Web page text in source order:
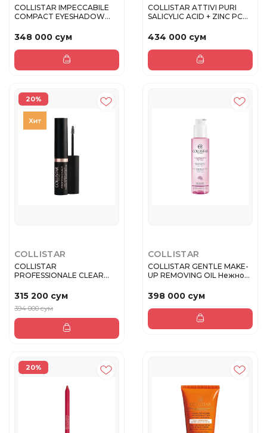
COLLISTAR IMPECCABILE
COMPACT EYESHADOW
348 000 сум
COLLISTAR ATTIVI PURI
SALICYLIC ACID + ZINC PCA
434 000 сум
20%
COLLISTAR
COLLISTAR
PROFESSIONALE CLEAR
315 200 сум
394 000 сум
COLLISTAR
COLLISTAR GENTLE MAKE-
UP REMOVING OIL Нежное
398 000 сум
20%